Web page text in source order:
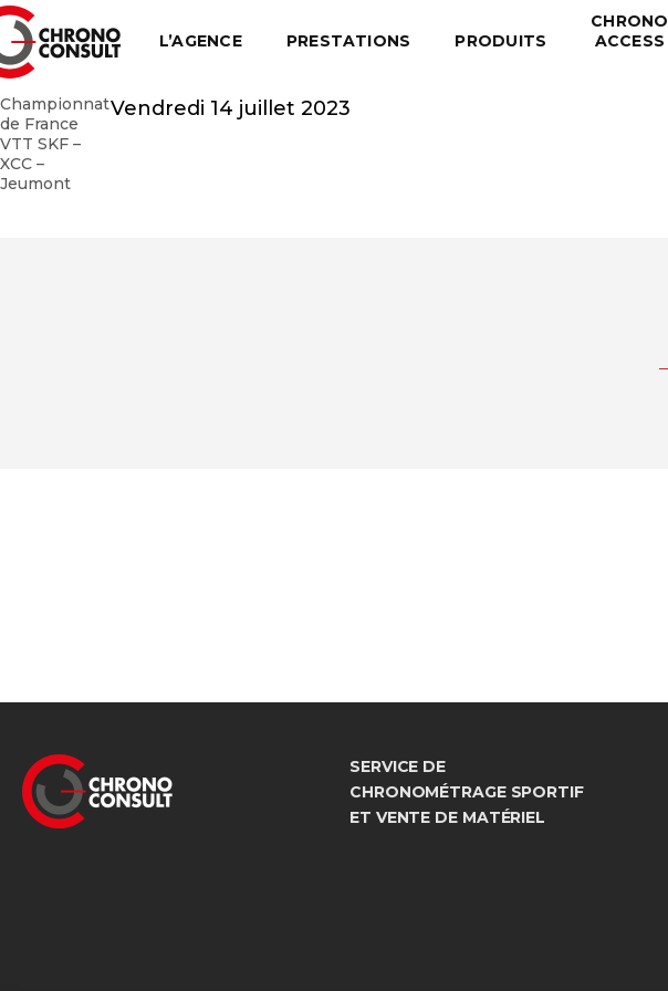
L’AGENCE PRESTATIONS PRODUITS
CHRONO
ACCESS
Championnat
de France
VTT SKF –
XCC –
Jeumont
Vendredi 14 juillet 2023
SERVICE DE
CHRONOMÉTRAGE SPORTIF
ET VENTE DE MATÉRIEL